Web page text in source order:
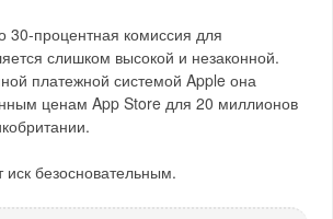
30-процентная комиссия для
слишком высокой и незаконной.
платежной системой Apple она
ценам App Store для 20 миллионов
иск безосновательным.